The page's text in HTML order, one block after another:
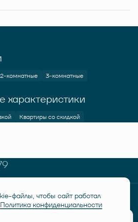
2-комнатные 3-комнатные
характеристики
Квартиры со скидкой
Политика конфиденциальности
от 6%"
файлы, чтобы сайт работал
Политика конфиденциальности